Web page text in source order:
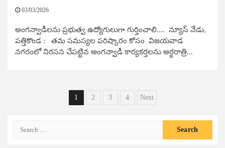
03/03/2026
అంగన్వాడీలను ప్రభుత్వ ఉద్యోగులుగా గుర్తించాలి.... న్యూస్ నేడు,
పత్తికొండ : తమ సమస్యల పరిష్కారం కోసం విజయవాడ
నగరంలో నిరసన చేపట్టిన అంగన్వాడీ కార్యకర్తలను అర్ధరాత్రి...
Posts
1 2 3 4 Next